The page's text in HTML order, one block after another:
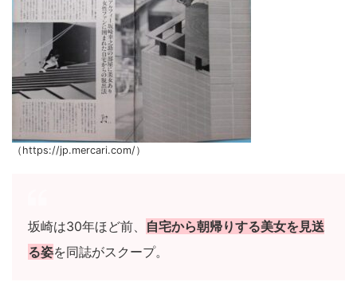
（https://jp.mercari.com/）
坂崎は30年ほど前、 自宅から朝帰りする美女を見送
る姿を同誌がスクープ。